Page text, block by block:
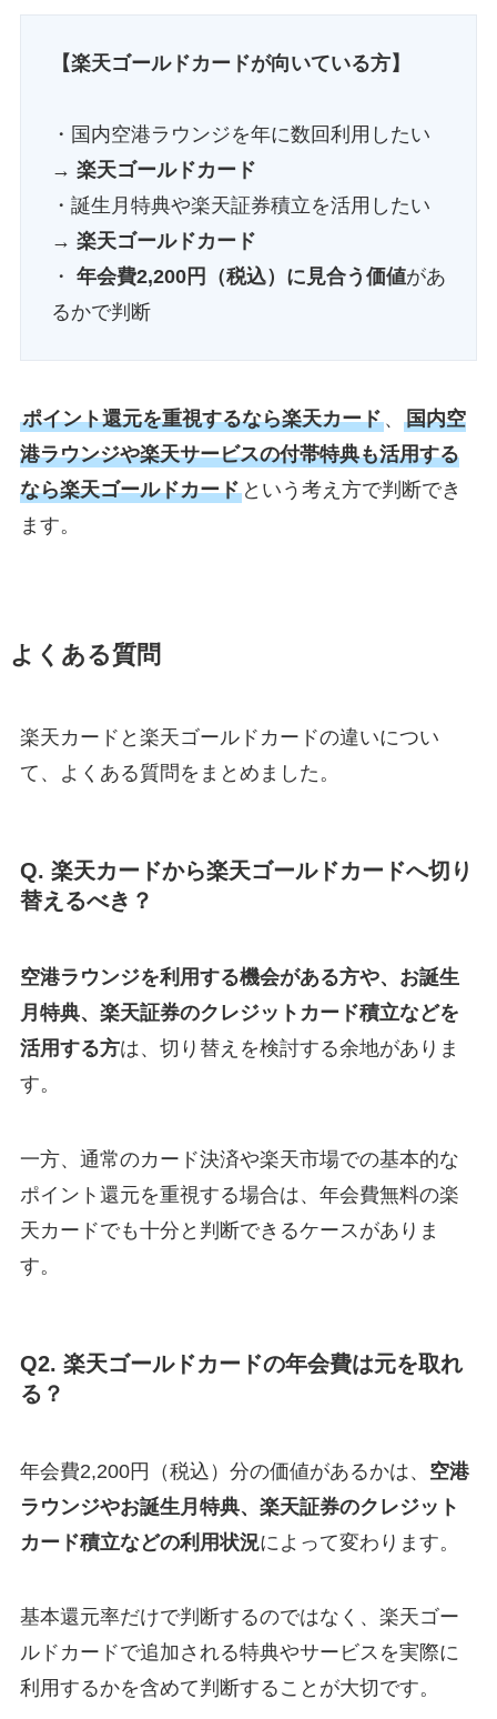
【楽天ゴールドカードが向いている方】
・国内空港ラウンジを年に数回利用したい
→ 楽天ゴールドカード
・誕生月特典や楽天証券積立を活用したい
→ 楽天ゴールドカード
・ 年会費2,200円（税込）に見合う価値があ
るかで判断
ポイント還元を重視するなら楽天カード、 国内空
港ラウンジや楽天サービスの付帯特典も活用する
なら楽天ゴールドカードという考え方で判断でき
ます。
よくある質問
楽天カードと楽天ゴールドカードの違いについ
て、よくある質問をまとめました。
Q. 楽天カードから楽天ゴールドカードへ切り
替えるべき？
空港ラウンジを利用する機会がある方や、お誕生
月特典、楽天証券のクレジットカード積立などを
活用する方は、切り替えを検討する余地がありま
す。
一方、通常のカード決済や楽天市場での基本的な
ポイント還元を重視する場合は、年会費無料の楽
天カードでも十分と判断できるケースがありま
す。
Q2. 楽天ゴールドカードの年会費は元を取れ
る？
年会費2,200円（税込）分の価値があるかは、 空港
ラウンジやお誕生月特典、楽天証券のクレジット
カード積立などの利用状況によって変わります。
基本還元率だけで判断するのではなく、楽天ゴー
ルドカードで追加される特典やサービスを実際に
利用するかを含めて判断することが大切です。